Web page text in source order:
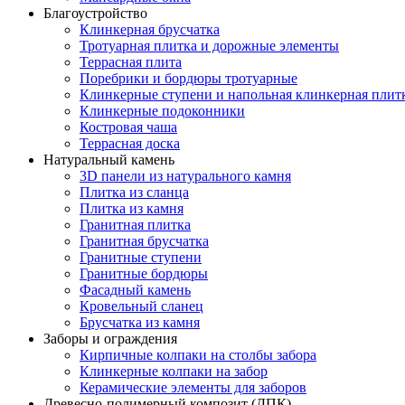
Благоустройство
Клинкерная брусчатка
Тротуарная плитка и дорожные элементы
Террасная плита
Поребрики и бордюры тротуарные
Клинкерные ступени и напольная клинкерная
Клинкерные подоконники
Костровая чаша
Террасная доска
Натуральный камень
3D панели из натурального камня
Плитка из сланца
Плитка из камня
Гранитная плитка
Гранитная брусчатка
Гранитные ступени
Гранитные бордюры
Фасадный камень
Кровельный сланец
Брусчатка из камня
Заборы и ограждения
Кирпичные колпаки на столбы забора
Клинкерные колпаки на забор
Керамические элементы для заборов